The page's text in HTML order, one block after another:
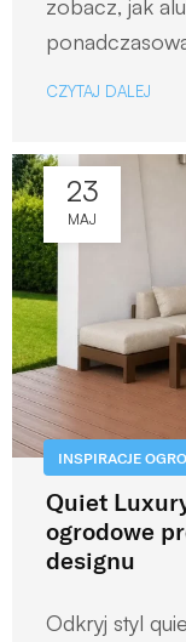
zobacz, jak
CZYTAJ DALEJ
23
MAJ
INSPIRACJE
Quiet
ogrodowe
designu
Odkryj styl